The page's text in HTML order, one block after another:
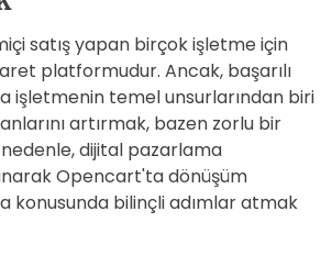
satış yapan birçok işletme için
platformudur. Ancak, başarılı
işletmenin temel unsurlarından biri
artırmak, bazen zorlu bir
dijital pazarlama
Opencart'ta dönüşüm
konusunda bilinçli adımlar atmak